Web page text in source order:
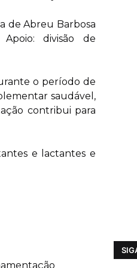
de Abreu Barbosa
divisão de
o período de
saudável,
contribui para
e lactantes e